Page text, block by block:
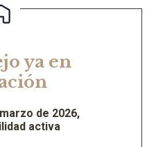
ya en
de 2026,
activa